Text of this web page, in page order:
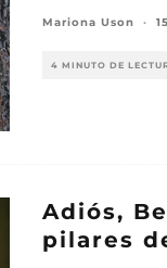
Mariona Uson ·
4 MINUTO DE
Adiós,
pilares